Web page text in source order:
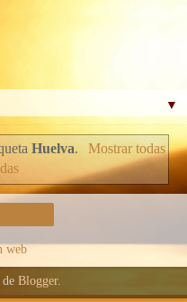
▼
Huelva.
Mostrar todas
web
Blogger.